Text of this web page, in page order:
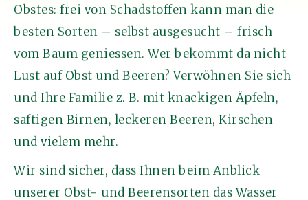
Obstes: frei von Schadstoffen kann man die
besten Sorten – selbst ausgesucht – frisch
vom Baum geniessen. Wer bekommt da nicht
Lust auf Obst und Beeren? Verwöhnen Sie sich
und Ihre Familie z. B. mit knackigen Äpfeln,
saftigen Birnen, leckeren Beeren, Kirschen
und vielem mehr.
Wir sind sicher, dass Ihnen beim Anblick
unserer Obst- und Beerensorten das Wasser